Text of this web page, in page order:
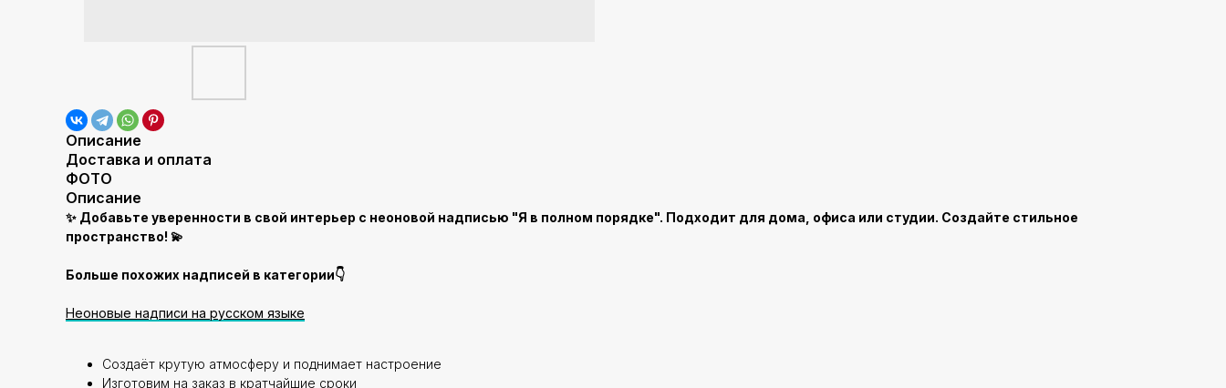
Описание
Доставка и оплата
ФОТО
Описание
✨ Добавьте уверенности в свой интерьер с неоновой надписью "Я в полном порядке". Подходит для дома, офиса или студии. Создайте стильное
пространство! 💫
Больше похожих надписей в категории👇
Неоновые надписи на русском языке
Создаёт крутую атмосферу и поднимает настроение
Изготовим на заказ в кратчайшие сроки